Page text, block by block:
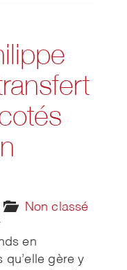
Non classé
en
qu’elle gère y